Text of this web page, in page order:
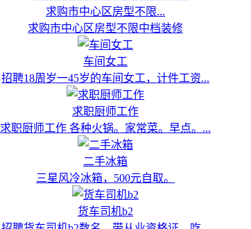
求购市中心区房型不限...
求购市中心区房型不限中档装修
车间女工
招聘18周岁一45岁的车间女工，计件工资...
求职厨师工作
求职厨师工作 各种火锅。家常菜。早点。...
二手冰箱
三星风冷冰箱，500元自取。
货车司机b2